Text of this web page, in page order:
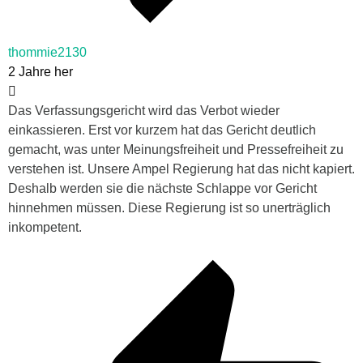
thommie2130
2 Jahre her
Das Verfassungsgericht wird das Verbot wieder
einkassieren. Erst vor kurzem hat das Gericht deutlich
gemacht, was unter Meinungsfreiheit und Pressefreiheit zu
verstehen ist. Unsere Ampel Regierung hat das nicht kapiert.
Deshalb werden sie die nächste Schlappe vor Gericht
hinnehmen müssen. Diese Regierung ist so unerträglich
inkompetent.